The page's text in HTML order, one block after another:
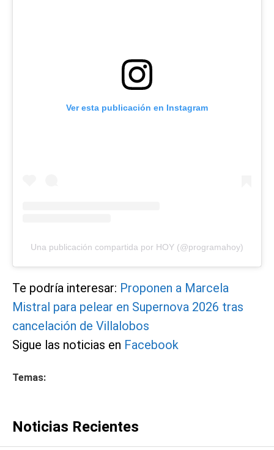
Ver esta publicación en Instagram
Una publicación compartida por HOY (@programahoy)
Te podría interesar: Proponen a Marcela
Mistral para pelear en Supernova 2026 tras
cancelación de Villalobos
Sigue las noticias en Facebook
Temas:
Noticias Recientes